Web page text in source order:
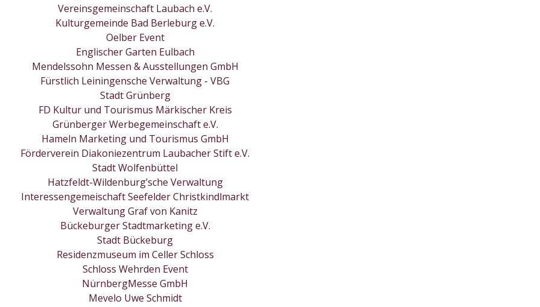
Vereinsgemeinschaft Laubach e.V.
Kulturgemeinde Bad Berleburg e.V.
Oelber Event
Englischer Garten Eulbach
Mendelssohn Messen & Ausstellungen GmbH
Fürstlich Leiningensche Verwaltung - VBG
Stadt Grünberg
FD Kultur und Tourismus Märkischer Kreis
Grünberger Werbegemeinschaft e.V.
Hameln Marketing und Tourismus GmbH
Förderverein Diakoniezentrum Laubacher Stift e.V.
Stadt Wolfenbüttel
Hatzfeldt-Wildenburg’sche Verwaltung
Interessengemeischaft Seefelder Christkindlmarkt
Verwaltung Graf von Kanitz
Bückeburger Stadtmarketing e.V.
Stadt Bückeburg
Residenzmuseum im Celler Schloss
Schloss Wehrden Event
NürnbergMesse GmbH
Mevelo Uwe Schmidt